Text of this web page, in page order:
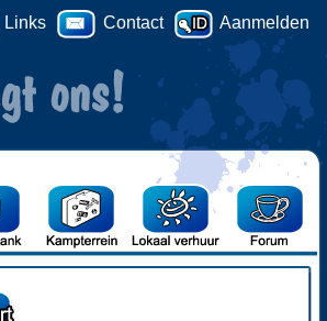
Links Contact Aanmelden